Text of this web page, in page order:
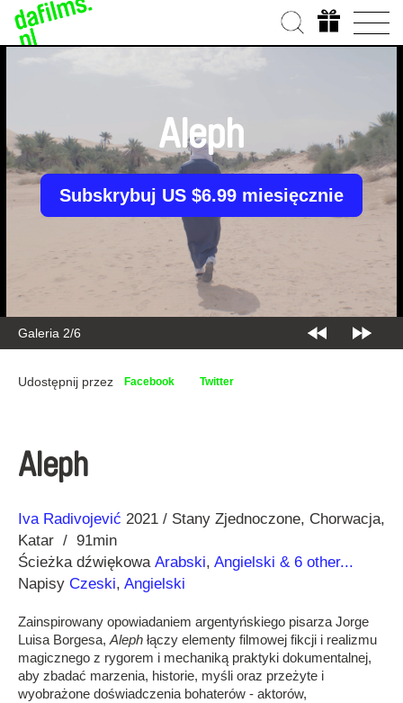
Galeria 2/6
Aleph
Subskrybuj US $6.99 miesięcznie
Udostępnij przez Facebook Twitter
Aleph
Reżyseria
Iva Radivojević
Rok 2021 Stany Zjednoczone Chorwacja
Katar
91min
Ścieżka dźwiękowa Arabski, Angielski & 6 other...
Napisy Czeski, Angielski
Zainspirowany opowiadaniem argentyńskiego pisarza Jorge
Luisa Borgesa, Aleph łączy elementy filmowej fikcji i realizmu
magicznego z rygorem i mechaniką praktyki dokumentalnej,
aby zbadać marzenia, historie, myśli oraz przeżyte i
wyobrażone doświadczenia bohaterów - aktorów,